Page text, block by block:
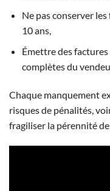
Ne pas conserver
10 ans,
Émettre des
complètes du
Chaque manquement
risques de pénalités,
fragiliser la pérennité de